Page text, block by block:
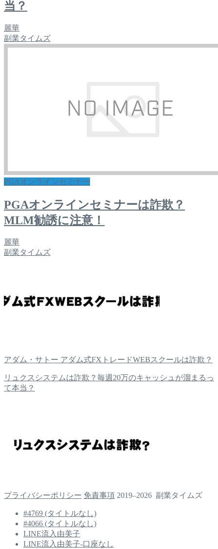
当？
麗華
副業タイムズ
PGAオンラインセミナー
PGAオンラインセミナーは詐欺？
MLM勧誘に注意！
麗華
副業タイムズ
アダム・サトー アダム式FXトレードWEBスクールは詐欺？
リュクスシステムは詐欺？毎週20万のキャッシュが溜まるっ
て本当？
プライバシーポリシー 免責事項 2019–2026 副業タイムズ
#4769 (タイトルなし)
#4066 (タイトルなし)
LINE流入由美子
LINE流入由美子-口座なし